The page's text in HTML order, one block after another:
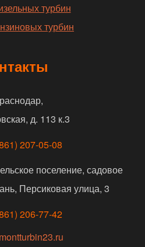
турбин
турбин
д. 113 к.3
207-05-08
поселение, садовое
Персиковая улица, 3
206-77-42